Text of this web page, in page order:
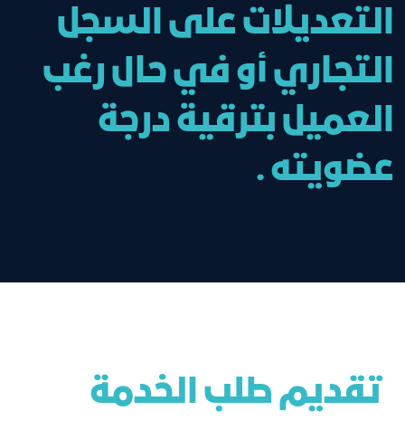
التعديلات على السجل
التجاري أو في حال رغب
العميل بترقية درجة
عضويته .
تقديم طلب الخدمة